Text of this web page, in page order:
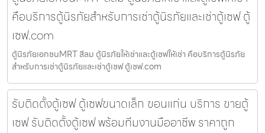
คือบริการตู้นิรภัยสำหรับการเช่าตู้นิรภัยและเช่าตู้เซฟ ตู้
เซฟ.com
ตู้นิรภัยเอกชนMRT สีลม ตู้นิรภัยให้เช่าและตู้เซฟให้เช่า คือบริการตู้นิรภัย
สำหรับการเช่าตู้นิรภัยและเช่าตู้เซฟ ตู้เซฟ.com
รับติดตั้งตู้เซฟ ตู้เซฟขนาดเล็ก ขอนแก่น บริการ ขายตู้
เซฟ รับติดตั้งตู้เซฟ พร้อมทีมงานมืออาชีพ ราคาถูก